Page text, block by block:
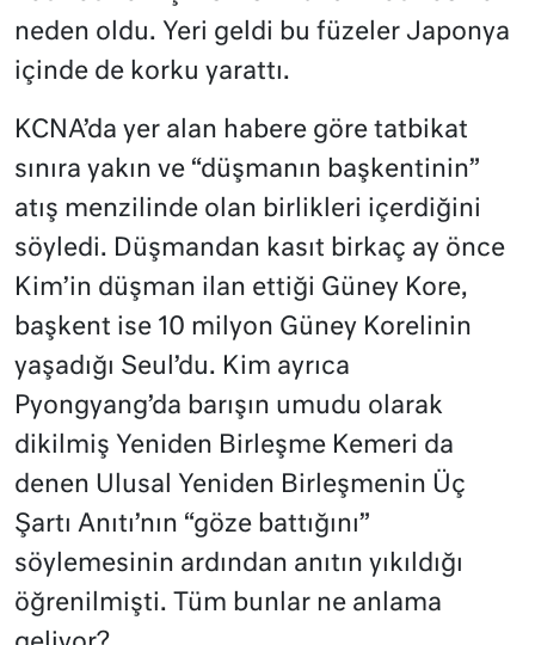
neden oldu. Yeri geldi bu füzeler Japonya
içinde de korku yarattı.
KCNA’da yer alan habere göre tatbikat
sınıra yakın ve “düşmanın başkentinin”
atış menzilinde olan birlikleri içerdiğini
söyledi. Düşmandan kasıt birkaç ay önce
Kim’in düşman ilan ettiği Güney Kore,
başkent ise 10 milyon Güney Korelinin
yaşadığı Seul’du. Kim ayrıca
Pyongyang’da barışın umudu olarak
dikilmiş Yeniden Birleşme Kemeri da
denen Ulusal Yeniden Birleşmenin Üç
Şartı Anıtı’nın “göze battığını”
söylemesinin ardından anıtın yıkıldığı
öğrenilmişti. Tüm bunlar ne anlama